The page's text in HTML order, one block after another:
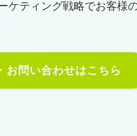
ケティング戦略でお客様
お問い合わせはこちら